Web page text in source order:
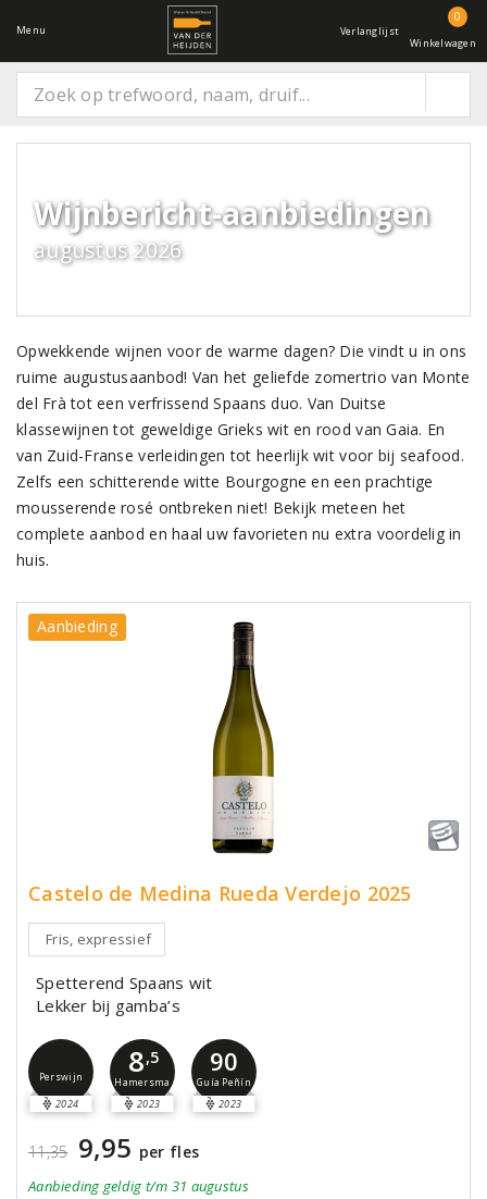
Menu Verlanglijst
0
Winkelwagen
Wijnbericht-aanbiedingen
augustus 2026
Opwekkende wijnen voor de warme dagen? Die vindt u in ons
ruime augustusaanbod! Van het geliefde zomertrio van Monte
del Frà tot een verfrissend Spaans duo. Van Duitse
klassewijnen tot geweldige Grieks wit en rood van Gaia. En
van Zuid-Franse verleidingen tot heerlijk wit voor bij seafood.
Zelfs een schitterende witte Bourgogne en een prachtige
mousserende rosé ontbreken niet! Bekijk meteen het
complete aanbod en haal uw favorieten nu extra voordelig in
huis.
Aanbieding
Castelo de Medina Rueda Verdejo 2025
Fris, expressief
Spetterend Spaans wit
Lekker bij gamba’s
Perswijn
2024
8,5
Hamersma
2023
90
Guía Peñín
2023
11,35 9,95 per fles
Aanbieding geldig t/m 31 augustus